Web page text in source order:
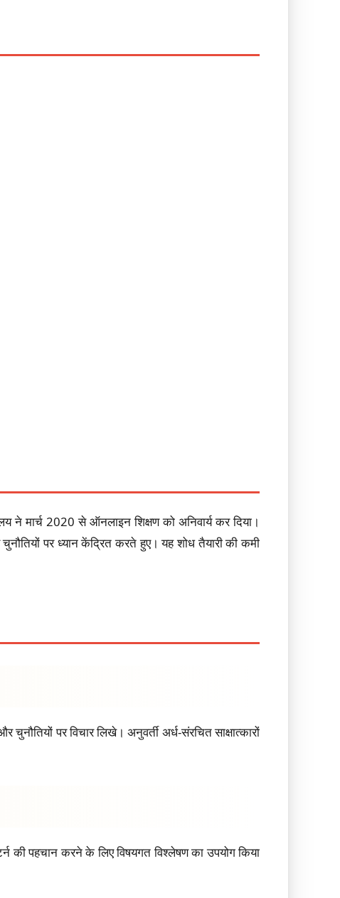
ने मार्च 2020 से ऑनलाइन शिक्षण को अनिवार्य कर दिया।
पर ध्यान केंद्रित करते हुए। यह शोध तैयारी की कमी
पर विचार लिखे। अनुवर्ती अर्ध-संरचित साक्षात्कारों
की पहचान करने के लिए विषयगत विश्लेषण का उपयोग किया